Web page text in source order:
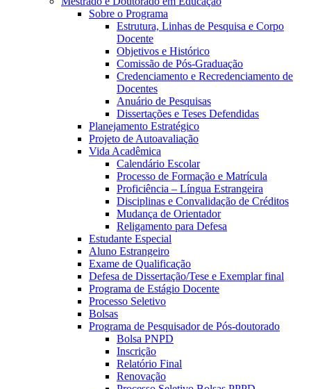
Sobre o Programa
Estrutura, Linhas de Pesquisa e Corpo
Docente
Objetivos e Histórico
Comissão de Pós-Graduação
Credenciamento e Recredenciamento de
Docentes
Anuário de Pesquisas
Dissertações e Teses Defendidas
Planejamento Estratégico
Projeto de Autoavaliação
Vida Acadêmica
Calendário Escolar
Processo de Formação e Matrícula
Proficiência – Língua Estrangeira
Disciplinas e Convalidação de Créditos
Mudança de Orientador
Religamento para Defesa
Estudante Especial
Aluno Estrangeiro
Exame de Qualificação
Defesa de Dissertação/Tese e Exemplar final
Programa de Estágio Docente
Processo Seletivo
Bolsas
Programa de Pesquisador de Pós-doutorado
Bolsa PNPD
Inscrição
Relatório Final
Renovação